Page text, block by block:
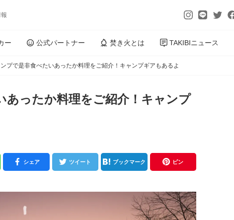
ー 公式パートナー 焚き火とは TAKIBIニュース
プで是非食べたいあったか料理をご紹介！キャンプギアもあるよ
あったか料理をご紹介！キャンプ
シェア ツイート ブックマーク ピン